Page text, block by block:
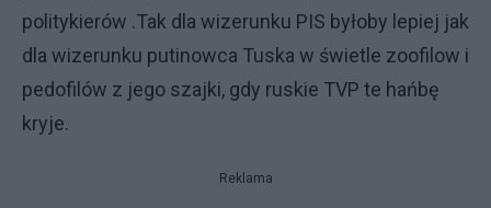
politykierów .Tak dla wizerunku PIS byłoby lepiej jak
dla wizerunku putinowca Tuska w świetle zoofilow i
pedofilów z jego szajki, gdy ruskie TVP te hańbę
kryje.
Reklama